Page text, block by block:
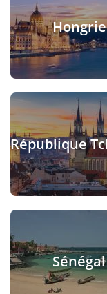
Hongrie
République
Sénégal